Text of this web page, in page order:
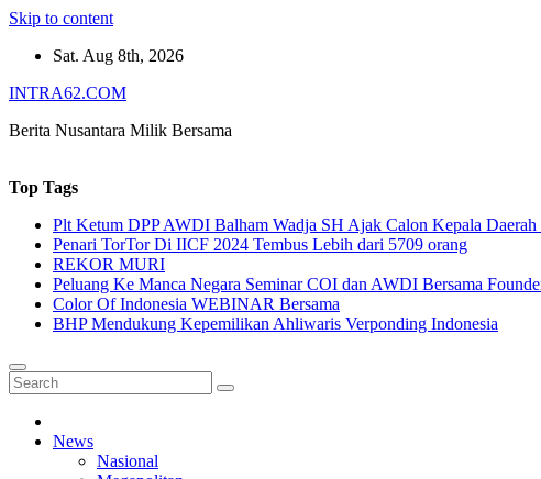
Skip to content
Sat. Aug 8th, 2026
INTRA62.COM
Berita Nusantara Milik Bersama
Top Tags
Plt Ketum DPP AWDI Balham Wadja SH Ajak Calon Kepala
Penari TorTor Di IICF 2024 Tembus Lebih dari 5709 orang
REKOR MURI
Peluang Ke Manca Negara Seminar COI dan AWDI Bersama
Color Of Indonesia WEBINAR Bersama
BHP Mendukung Kepemilikan Ahliwaris Verponding Indonesia
News
Nasional